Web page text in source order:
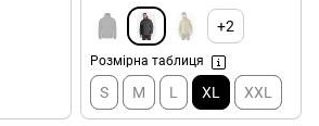
+2
Розмірна таблиця
S M L XL XXL